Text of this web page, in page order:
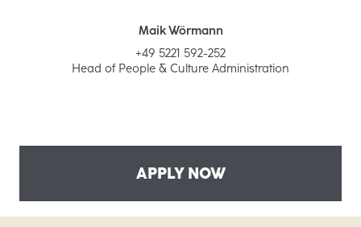
Maik Wörmann
+49 5221 592-252
Head of People & Culture Administration
APPLY NOW